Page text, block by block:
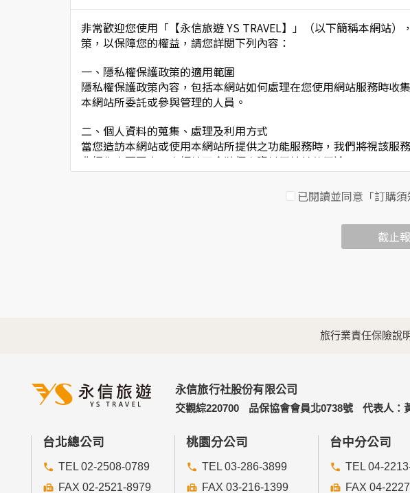
非常歡迎您使用「【永信旅遊 YS TRAVEL】」（以下簡稱本網站
策，以保障您的權益，請您詳閱下列內容：
一、隱私權保護政策的適用範圍
隱私權保護政策內容，包括本網站如何處理在您使用網站服務時
本網站所委託或參與管理的人員。
二、個人資料的蒐集、處理及利用方式
當您造訪本網站或使用本網站所提供之功能服務時，我們將視該服
非經您書面同意，本網站不會將個人資料用於其他用途。
本網站在您使用服務信箱、問卷調查等互動性功能時，會保留您所
於一般瀏覽時，伺服器會自行記錄相關行徑，包括您使用連線設
考依據，此記錄為內部應用，決不對外公佈。
為提供精確的服務，我們會將收集的問卷調查內容進行統計與分
五、與第三人共用個人資料之政策
本網站絕不會提供、交換、出租或出售任何您的個人資料給其他
前項但書之情形包括不限於：
經由您書面同意。
法律明文規定。
已閱讀並同意「訂購
截止
旅行業責任保險說
永信旅行社股份有限公司
交觀綜220700
品保協會會員北0738號 代表人：
台北總公司
TEL 02-2508-0789
FAX 02-2521-8979
桃園分公司
TEL 03-286-3899
FAX 03-216-1399
台中分公司
TEL 04-
FAX 04-